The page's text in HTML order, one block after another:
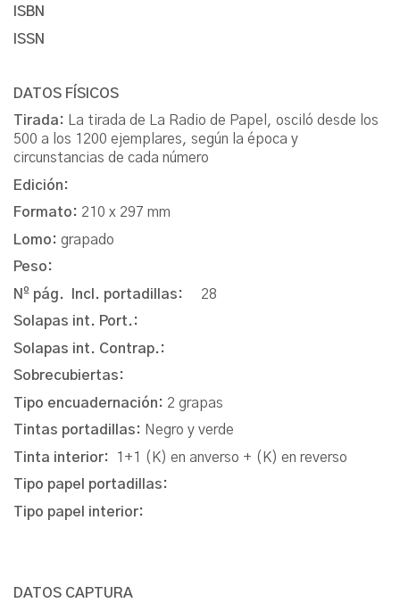
ISBN
ISSN
DATOS FÍSICOS
Tirada: La tirada de La Radio de Papel, osciló desde los
500 a los 1200 ejemplares, según la época y
circunstancias de cada número
Edición:
Formato: 210 x 297 mm
Lomo: grapado
Peso:
Nº pág. Incl. portadillas: 28
Solapas int. Port.:
Solapas int. Contrap.:
Sobrecubiertas:
Tipo encuadernación: 2 grapas
Tintas portadillas: Negro y verde
Tinta interior:
1+1 (K) en anverso + (K) en reverso
Tipo papel portadillas:
Tipo papel interior:
DATOS CAPTURA